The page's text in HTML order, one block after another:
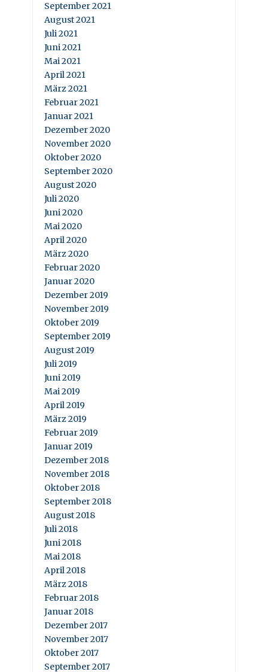
September 2021
August 2021
Juli 2021
Juni 2021
Mai 2021
April 2021
März 2021
Februar 2021
Januar 2021
Dezember 2020
November 2020
Oktober 2020
September 2020
August 2020
Juli 2020
Juni 2020
Mai 2020
April 2020
März 2020
Februar 2020
Januar 2020
Dezember 2019
November 2019
Oktober 2019
September 2019
August 2019
Juli 2019
Juni 2019
Mai 2019
April 2019
März 2019
Februar 2019
Januar 2019
Dezember 2018
November 2018
Oktober 2018
September 2018
August 2018
Juli 2018
Juni 2018
Mai 2018
April 2018
März 2018
Februar 2018
Januar 2018
Dezember 2017
November 2017
Oktober 2017
September 2017